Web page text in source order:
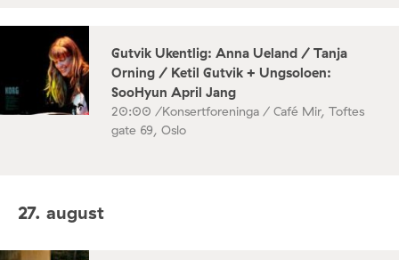
Gutvik Ukentlig: Anna Ueland / Tanja
Orning / Ketil Gutvik + Ungsoloen:
SooHyun April Jang
20:00 /Konsertforeninga / Café Mir, Toftes
gate 69, Oslo
27. august